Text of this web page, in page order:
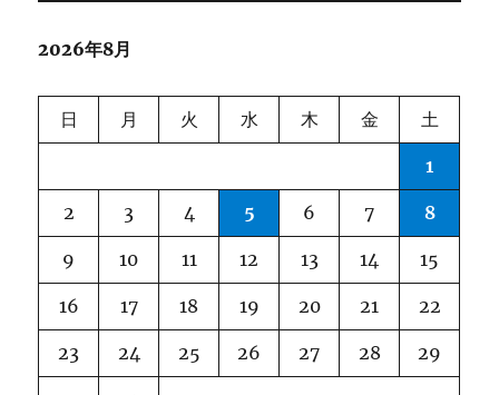
ョ
2026年8月
日 月 火 水 木 金 土
1
2 3 4 5 6 7 8
9 10 11 12 13 14 15
16 17 18 19 20 21 22
23 24 25 26 27 28 29